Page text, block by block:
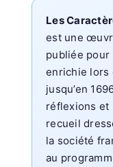
Les
est une
publiée pour
enrichie lors
jusqu’en
réflexions et
recueil
la société
au